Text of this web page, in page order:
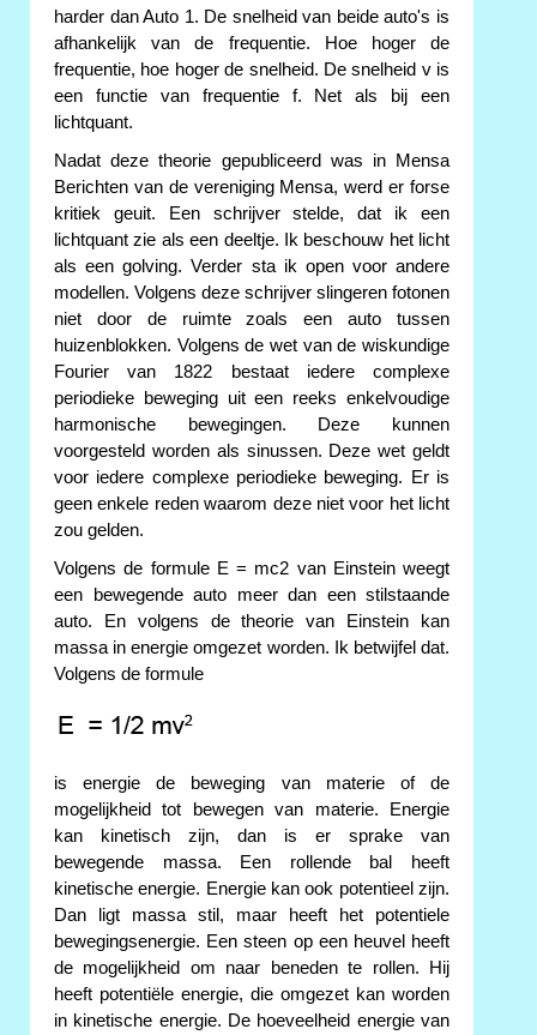
harder dan Auto 1. De snelheid van beide auto's is
afhankelijk van de frequentie. Hoe hoger de
frequentie, hoe hoger de snelheid. De snelheid v is
een functie van frequentie f. Net als bij een
lichtquant.
Nadat deze theorie gepubliceerd was in Mensa
Berichten van de vereniging Mensa, werd er forse
kritiek geuit. Een schrijver stelde, dat ik een
lichtquant zie als een deeltje. Ik beschouw het licht
als een golving. Verder sta ik open voor andere
modellen. Volgens deze schrijver slingeren fotonen
niet door de ruimte zoals een auto tussen
huizenblokken. Volgens de wet van de wiskundige
Fourier van 1822 bestaat iedere complexe
periodieke beweging uit een reeks enkelvoudige
harmonische bewegingen. Deze kunnen
voorgesteld worden als sinussen. Deze wet geldt
voor iedere complexe periodieke beweging. Er is
geen enkele reden waarom deze niet voor het licht
zou gelden.
Volgens de formule E = mc2 van Einstein weegt
een bewegende auto meer dan een stilstaande
auto. En volgens de theorie van Einstein kan
massa in energie omgezet worden. Ik betwijfel dat.
Volgens de formule
is energie de beweging van materie of de
mogelijkheid tot bewegen van materie. Energie
kan kinetisch zijn, dan is er sprake van
bewegende massa. Een rollende bal heeft
kinetische energie. Energie kan ook potentieel zijn.
Dan ligt massa stil, maar heeft het potentiele
bewegingsenergie. Een steen op een heuvel heeft
de mogelijkheid om naar beneden te rollen. Hij
heeft potentiële energie, die omgezet kan worden
in kinetische energie. De hoeveelheid energie van